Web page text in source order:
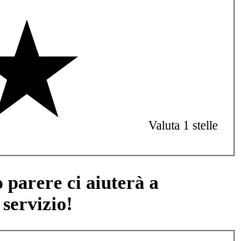
Valuta 1 stelle
parere ci aiuterà a